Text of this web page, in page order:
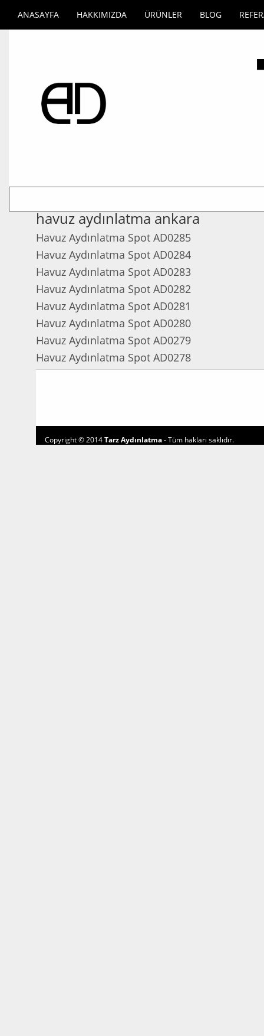
ANASAYFA HAKKIMIZDA ÜRÜNLER BLOG
havuz aydınlatma ankara
Havuz Aydınlatma Spot AD0285
Havuz Aydınlatma Spot AD0284
Havuz Aydınlatma Spot AD0283
Havuz Aydınlatma Spot AD0282
Havuz Aydınlatma Spot AD0281
Havuz Aydınlatma Spot AD0280
Havuz Aydınlatma Spot AD0279
Havuz Aydınlatma Spot AD0278
Copyright © 2014Tarz Aydınlatma- Tüm hakları saklıdır.